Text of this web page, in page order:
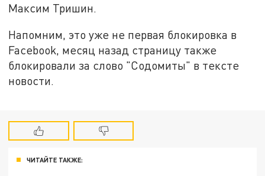
Максим Тришин.
Напомним, это уже не первая блокировка в
Facebook, месяц назад страницу также
блокировали за слово "Содомиты" в тексте
новости.
ЧИТАЙТЕ ТАКЖЕ: